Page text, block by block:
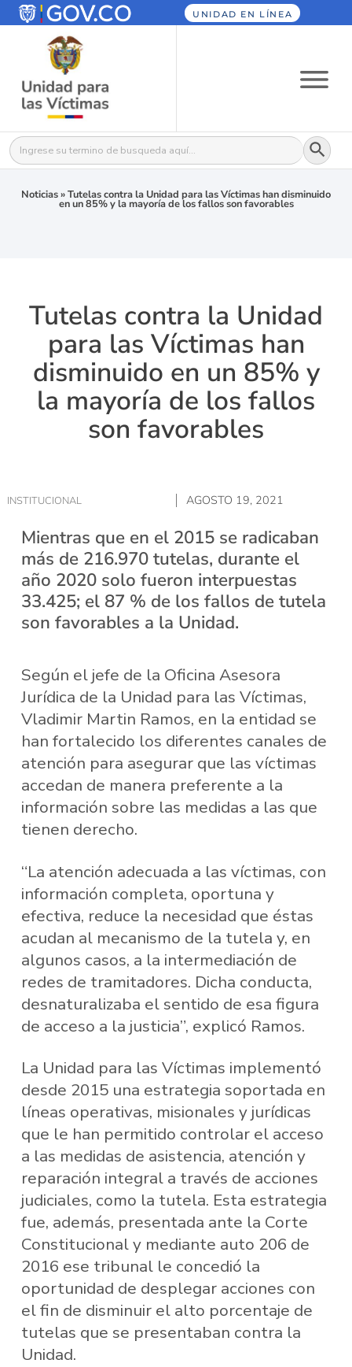
UNIDAD EN LÍNEA
Buscar: Botón
Noticias»Tutelas contra la Unidad para las Víctimas han disminuido
en un 85% y la mayoría de los fallos son favorables
Tutelas contra la Unidad
para las Víctimas han
disminuido en un 85% y
la mayoría de los fallos
son favorables
INSTITUCIONAL AGOSTO 19, 2021
Mientras que en el 2015 se radicaban
más de 216.970 tutelas, durante el
año 2020 solo fueron interpuestas
33.425; el 87 % de los fallos de tutela
son favorables a la Unidad.
Según el jefe de la Oficina Asesora
Jurídica de la Unidad para las Víctimas,
Vladimir Martin Ramos, en la entidad se
han fortalecido los diferentes canales de
atención para asegurar que las víctimas
accedan de manera preferente a la
información sobre las medidas a las que
tienen derecho.
“La atención adecuada a las víctimas, con
información completa, oportuna y
efectiva, reduce la necesidad que éstas
acudan al mecanismo de la tutela y, en
algunos casos, a la intermediación de
redes de tramitadores. Dicha conducta,
desnaturalizaba el sentido de esa figura
de acceso a la justicia”, explicó Ramos.
La Unidad para las Víctimas implementó
desde 2015 una estrategia soportada en
líneas operativas, misionales y jurídicas
que le han permitido controlar el acceso
a las medidas de asistencia, atención y
reparación integral a través de acciones
judiciales, como la tutela. Esta estrategia
fue, además, presentada ante la Corte
Constitucional y mediante auto 206 de
2016 ese tribunal le concedió la
oportunidad de desplegar acciones con
el fin de disminuir el alto porcentaje de
tutelas que se presentaban contra la
Unidad.